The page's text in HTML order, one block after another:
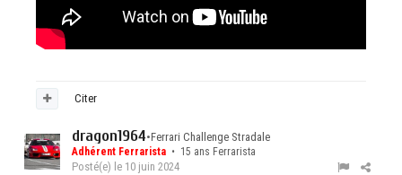
Citer
dragon1964•Ferrari Challenge Stradale
Adhérent Ferrarista • 15 ans Ferrarista
Posté(e) le 10 juin 2024